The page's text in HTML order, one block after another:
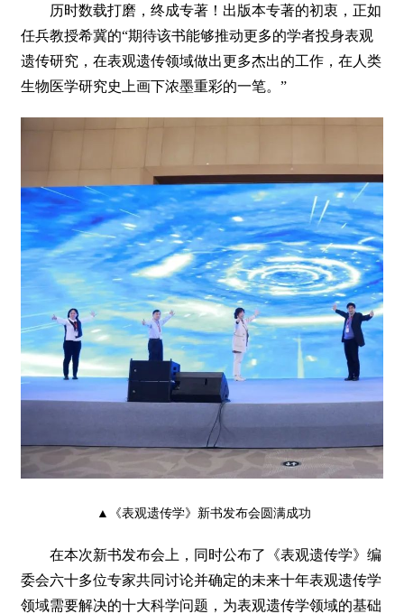
历时数载打磨，终成专著！出版本专著的初衷，正如
任兵教授希冀的“期待该书能够推动更多的学者投身表观
遗传研究，在表观遗传领域做出更多杰出的工作，在人类
生物医学研究史上画下浓墨重彩的一笔。”
▲《表观遗传学》新书发布会圆满成功
在本次新书发布会上，同时公布了《表观遗传学》编
委会六十多位专家共同讨论并确定的未来十年表观遗传学
领域需要解决的十大科学问题，为表观遗传学领域的基础